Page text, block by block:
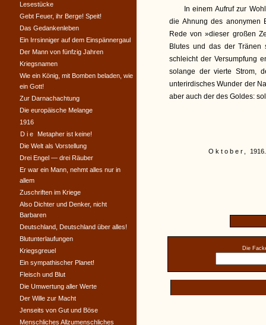
In einem Aufruf zur
die Ahnung des anonymen
Rede von »dieser großen
Blutes und das der
schleicht der Versumpfung
solange der vierte Strom,
unterirdisches Wunder der
aber auch der des Goldes:
Oktober, 1916.
Die
Lesestücke
Gebt Feuer, ihr Berge! Speit!
Das Gedankenleben
Ein Irrsinniger auf dem Einspännergaul
Der Mann von fünfzig Jahren
Kriegsnamen
Wie ein König, mit Bomben beladen, wie
ein Gott!
Zur Darnachachtung
Die europäische Melange
1916
Die Metapher ist keine!
Die Welt als Vorstellung
Drei Engel — drei Räuber
Er war ein Mann, nehmt alles nur in
allem
Zuschriften im Kriege
Also Dichter und Denker, nicht
Barbaren
Deutschland, Deutschland über alles!
Blutunterlaufungen
Kriegsgreuel
Ein sympathischer Planet!
Fleisch und Blut
Die Umwertung aller Werte
Der Wille zur Macht
Jenseits von Gut und Böse
Menschliches Allzumenschliches